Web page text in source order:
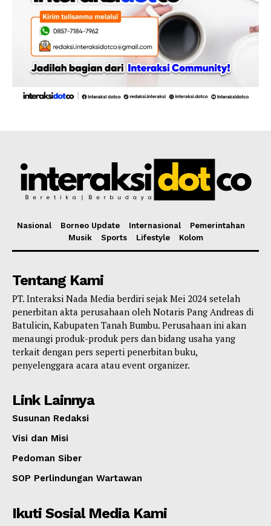
Nasional Borneo Update Internasional
Pemerintahan
Musik
Sports Lifestyle Kolom
Tentang Kami
PT. Interaksi Nada Media berdiri sejak Mei 2024 setelah
penerbitan akta perusahaan oleh Notaris Pang Andreas di
Batulicin, Kabupaten Tanah Bumbu. Perusahaan ini akan
menaungi produk-produk pers dan bidang usaha yang
terkait dengan pers seperti penerbitan buku,
penyelenggara acara atau event organizer.
Link Lainnya
Susunan Redaksi
Visi dan Misi
Pedoman Siber
SOP Perlindungan Wartawan
Ikuti Sosial Media Kami